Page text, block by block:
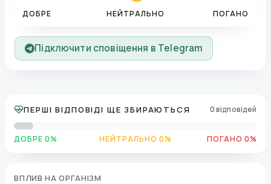
ДОБРЕ НЕЙТРАЛЬНО ПОГАНО
Підключити сповіщення в Telegram
ПЕРШІ ВІДПОВІДІ ЩЕ ЗБИРАЮТЬСЯ 0 відповідей
ДОБРЕ 0% НЕЙТРАЛЬНО 0% ПОГАНО 0%
ВПЛИВ НА ОРГАНІЗМ